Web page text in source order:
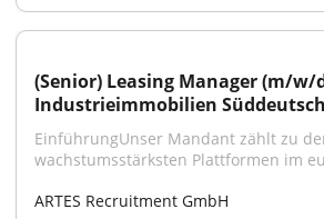
(Senior) Leasing Manager (m/w/
Industrieimmobilien
EinführungUnser Mandant zählt zu
wachstumsstärksten Plattformen im
ARTES Recruitment GmbH